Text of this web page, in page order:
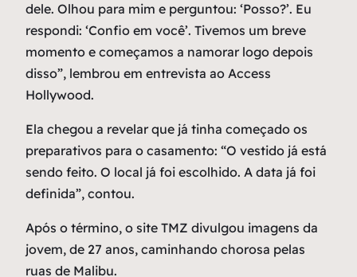
dele. Olhou para mim e perguntou: ‘Posso?’. Eu
respondi: ‘Confio em você’. Tivemos um breve
momento e começamos a namorar logo depois
disso”, lembrou em entrevista ao Access
Hollywood.
Ela chegou a revelar que já tinha começado os
preparativos para o casamento: “O vestido já está
sendo feito. O local já foi escolhido. A data já foi
definida”, contou.
Após o término, o site TMZ divulgou imagens da
jovem, de 27 anos, caminhando chorosa pelas
ruas de Malibu.